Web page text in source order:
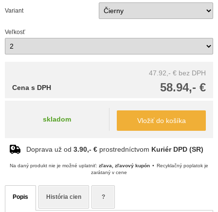
Variant
Veľkosť
47.92,- € bez DPH
58.94,- €
Cena s DPH
skladom Vložiť do košíka
Doprava už od 3.90,- € prostredníctvom Kuriér DPD (SR)
Na daný produkt nie je možné uplatniť: zľava, zľavový kupón
Recyklačný poplatok je
zarátaný v cene
Popis História cien ?